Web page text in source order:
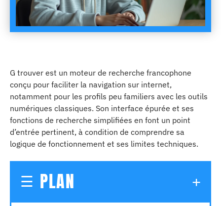
G trouver est un moteur de recherche francophone
conçu pour faciliter la navigation sur internet,
notamment pour les profils peu familiers avec les outils
numériques classiques. Son interface épurée et ses
fonctions de recherche simplifiées en font un point
d’entrée pertinent, à condition de comprendre sa
logique de fonctionnement et ses limites techniques.
PLAN